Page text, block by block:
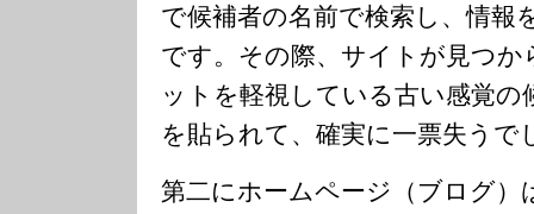
で候補者の名前で検索し、情報
です。その際、サイトが見つ
ットを軽視している古い感覚
を貼られて、確実に一票失うで
第二にホームページ（ブログ）